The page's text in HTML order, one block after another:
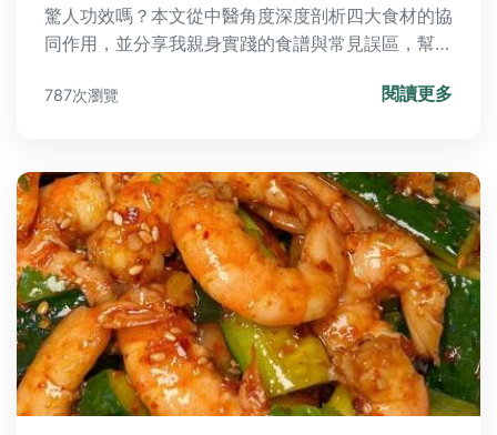
驚人功效嗎？本文從中醫角度深度剖析四大食材的協
同作用，並分享我親身實踐的食譜與常見誤區，幫助
787次瀏覽 閱讀更多